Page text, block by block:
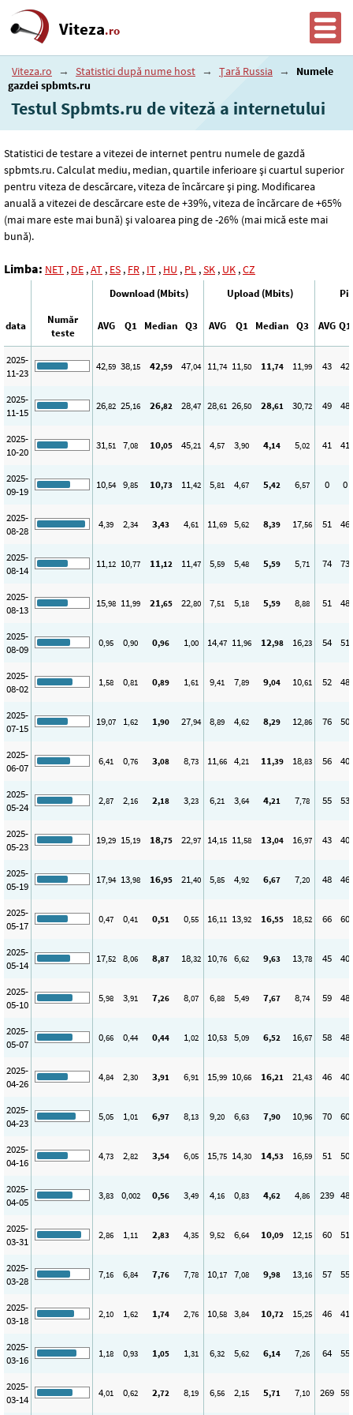
Viteza.ro
Viteza.ro → Statistici după nume host → Țară Russia →
Numele
gazdei spbmts.ru
Testul Spbmts.ru de viteză a internetului
Statistici de testare a vitezei de internet pentru numele de gazdă
spbmts.ru. Calculat mediu, median, quartile inferioare și cuartul superior
pentru viteza de descărcare, viteza de încărcare și ping. Modificarea
anuală a vitezei de descărcare este de +39%, viteza de încărcare de +65%
(mai mare este mai bună) și valoarea ping de -26% (mai mică este mai
bună).
Limba: NET , DE ,AT , ES , FR , IT , HU , PL ,SK , UK ,CZ
Download (Mbits) Upload (Mbits)
data
Număr
teste
AVG Q1 Median Q3 AVG Q1 Median Q3 AVG Q1
2025-
11-23
42,59 38,15 42,59 47,04 11,74 11,50 11,74 11,99 43 42
2025-
11-15
26,82 25,16 26,82 28,47 28,61 26,50 28,61 30,72 49 48
2025-
10-20
31,51 7,08 10,05 45,21 4,57 3,90 4,14 5,02 41 41
2025-
09-19
10,54 9,85 10,73 11,42 5,81 4,67 5,42 6,57 0 0
2025-
08-28
4,39 2,34 3,43 4,61 11,69 5,62 8,39 17,56 51 46
2025-
08-14
11,12 10,77 11,12 11,47 5,59 5,48 5,59 5,71 74 73
2025-
08-13
15,98 11,99 21,65 22,80 7,51 5,18 5,59 8,88 51 48
2025-
08-09
0,95 0,90 0,96 1,00 14,47 11,96 12,98 16,23 54 51
2025-
08-02
1,58 0,81 0,89 1,61 9,41 7,89 9,04 10,61 52 48
2025-
07-15
19,07 1,62 1,90 27,94 8,89 4,62 8,29 12,86 76 50
2025-
06-07
6,41 0,76 3,08 8,73 11,66 4,21 11,39 18,83 56 40
2025-
05-24
2,87 2,16 2,18 3,23 6,21 3,64 4,21 7,78 55 53
2025-
05-23
19,29 15,19 18,75 22,97 14,15 11,58 13,04 16,97 43 40
2025-
05-19
17,94 13,98 16,95 21,40 5,85 4,92 6,67 7,20 48 46
2025-
05-17
0,47 0,41 0,51 0,55 16,11 13,92 16,55 18,52 66 60
2025-
05-14
17,52 8,06 8,87 18,32 10,76 6,62 9,63 13,78 45 40
2025-
05-10
5,98 3,91 7,26 8,07 6,88 5,49 7,67 8,74 59 48
2025-
05-07
0,66 0,44 0,44 1,02 10,53 5,09 6,52 16,67 58 48
2025-
04-26
4,84 2,30 3,91 6,91 15,99 10,66 16,21 21,43 46 40
2025-
04-23
5,05 1,01 6,97 8,13 9,20 6,63 7,90 10,96 70 60
2025-
04-16
4,73 2,82 3,54 6,05 15,75 14,30 14,53 16,59 51 50
2025-
04-05
3,83 0,002 0,56 3,49 4,16 0,83 4,62 4,86 239 48
2025-
03-31
2,86 1,11 2,83 4,35 9,52 6,64 10,09 12,15 60 51
2025-
03-28
7,16 6,84 7,76 7,78 10,17 7,08 9,98 13,16 57 55
2025-
03-18
2,10 1,62 1,74 2,76 10,58 3,84 10,72 15,25 46 41
2025-
03-16
1,18 0,93 1,05 1,31 6,32 5,62 6,14 7,26 64 55
2025-
03-14
4,01 0,62 2,72 8,19 6,56 2,15 5,71 7,10 269 59